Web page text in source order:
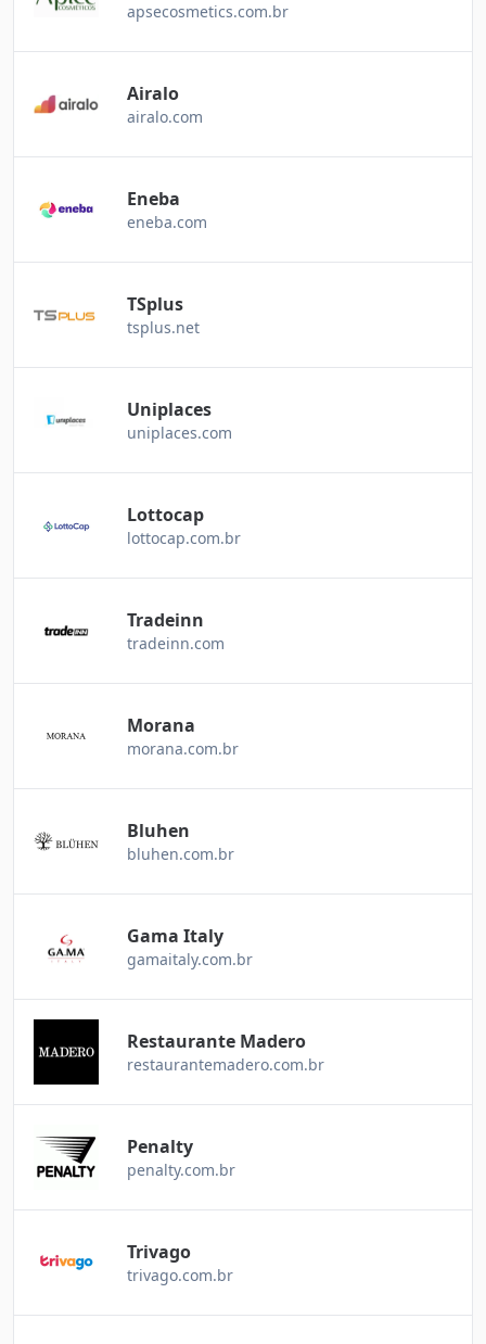
apsecosmetics.com.br
Airalo
airalo.com
Eneba
eneba.com
TSplus
tsplus.net
Uniplaces
uniplaces.com
Lottocap
lottocap.com.br
Tradeinn
tradeinn.com
Morana
morana.com.br
Bluhen
bluhen.com.br
Gama Italy
gamaitaly.com.br
Restaurante Madero
restaurantemadero.com.br
Penalty
penalty.com.br
Trivago
trivago.com.br